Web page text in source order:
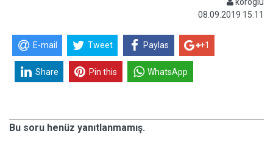
08.09.2019 15:11
E-mail Tweet Paylas +1
Share Pin this WhatsApp
Bu soru henüz yanıtlanmamış.